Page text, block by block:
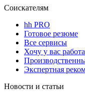
Соискателям
hh PRO
Готовое резюме
Все сервисы
Хочу у вас
Экспертная
Новости и статьи